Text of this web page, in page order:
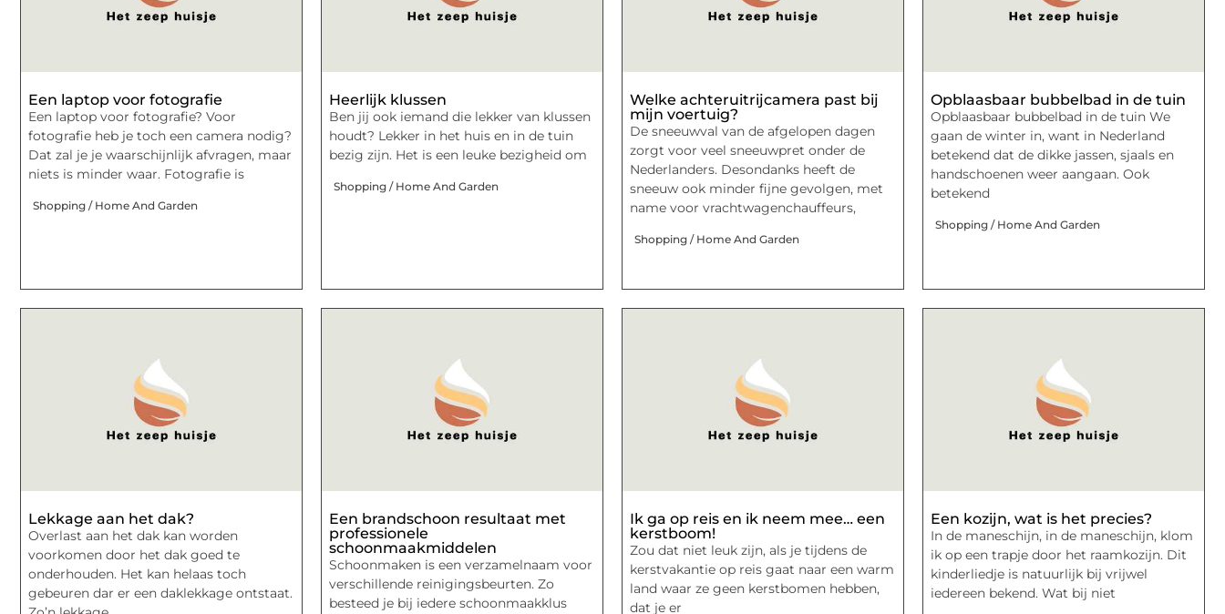
Een laptop voor fotografie
Een laptop voor fotografie? Voor
fotografie heb je toch een camera nodig?
Dat zal je je waarschijnlijk afvragen, maar
niets is minder waar. Fotografie is
Shopping / Home And Garden
Heerlijk klussen
Ben jij ook iemand die lekker van klussen
houdt? Lekker in het huis en in de tuin
bezig zijn. Het is een leuke bezigheid om
Shopping / Home And Garden
Welke achteruitrijcamera past bij
mijn voertuig?
De sneeuwval van de afgelopen dagen
zorgt voor veel sneeuwpret onder de
Nederlanders. Desondanks heeft de
sneeuw ook minder fijne gevolgen, met
name voor vrachtwagenchauffeurs,
Shopping / Home And Garden
Opblaasbaar bubbelbad in de tuin
Opblaasbaar bubbelbad in de tuin We
gaan de winter in, want in Nederland
betekend dat de dikke jassen, sjaals en
handschoenen weer aangaan. Ook
betekend
Shopping / Home And Garden
Lekkage aan het dak?
Overlast aan het dak kan worden
voorkomen door het dak goed te
onderhouden. Het kan helaas toch
gebeuren dar er een daklekkage ontstaat.
Een brandschoon resultaat met
professionele
schoonmaakmiddelen
Schoonmaken is een verzamelnaam voor
verschillende reinigingsbeurten. Zo
besteed je bij iedere schoonmaakklus
Ik ga op reis en ik neem mee… een
kerstboom!
Zou dat niet leuk zijn, als je tijdens de
kerstvakantie op reis gaat naar een warm
land waar ze geen kerstbomen hebben,
dat je er
Een kozijn, wat is het precies?
In de maneschijn, in de maneschijn, klom
ik op een trapje door het raamkozijn. Dit
kinderliedje is natuurlijk bij vrijwel
iedereen bekend. Wat bij niet